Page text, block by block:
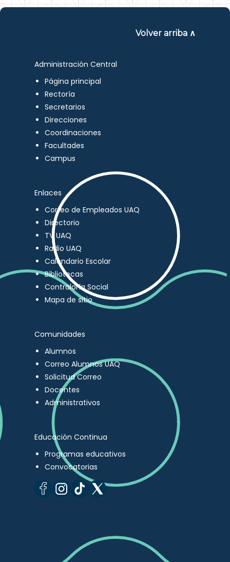
Volver arriba ∧
Administración Central
Página principal
Rectoría
Secretarios
Direcciones
Coordinaciones
Facultades
Campus
Enlaces
Correo de Empleados UAQ
Directorio
TV UAQ
Radio UAQ
Calendario Escolar
Bibliotecas
Contraloría Social
Mapa de sitio
Comunidades
Alumnos
Correo Alumnos UAQ
Solicitud Correo
Docentes
Administrativos
Educación Continua
Programas educativos
Convocatorias